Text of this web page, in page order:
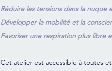
Réduire les tensions dans la nuque
Développer la mobilité et la
Favoriser une respiration plus libre
Cet atelier est accessible à toutes